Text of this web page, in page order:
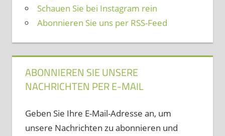
Schauen Sie bei Instagram rein
Abonnieren Sie uns per RSS-Feed
ABONNIEREN SIE UNSERE
NACHRICHTEN PER E-MAIL
Geben Sie Ihre E-Mail-Adresse an, um
unsere Nachrichten zu abonnieren und